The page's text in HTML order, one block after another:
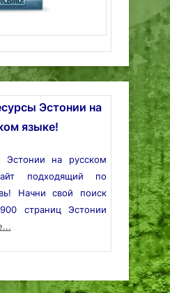
Эстонии на
языке!
Эстонии на русском
подходящий по
Начни свой поиск
страниц Эстонии